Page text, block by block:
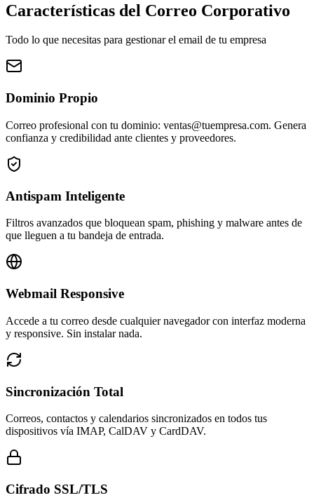
Características del Correo Corporativo
Todo lo que necesitas para gestionar el email de tu empresa
Dominio Propio
Correo profesional con tu dominio: ventas@tuempresa.com. Genera
confianza y credibilidad ante clientes y proveedores.
Antispam Inteligente
Filtros avanzados que bloquean spam, phishing y malware antes de
que lleguen a tu bandeja de entrada.
Webmail Responsive
Accede a tu correo desde cualquier navegador con interfaz moderna
y responsive. Sin instalar nada.
Sincronización Total
Correos, contactos y calendarios sincronizados en todos tus
dispositivos vía IMAP, CalDAV y CardDAV.
Cifrado SSL/TLS